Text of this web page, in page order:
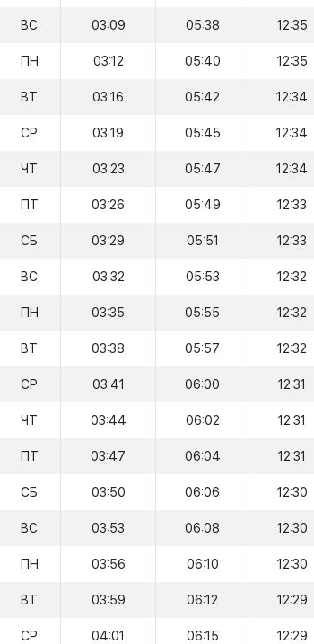
ВС 03:09 05:38 12:35
ПН 03:12 05:40 12:35
ВТ 03:16 05:42 12:34
СР 03:19 05:45 12:34
ЧТ 03:23 05:47 12:34
ПТ 03:26 05:49 12:33
СБ 03:29 05:51 12:33
ВС 03:32 05:53 12:32
ПН 03:35 05:55 12:32
ВТ 03:38 05:57 12:32
СР 03:41 06:00 12:31
ЧТ 03:44 06:02 12:31
ПТ 03:47 06:04 12:31
СБ 03:50 06:06 12:30
ВС 03:53 06:08 12:30
ПН 03:56 06:10 12:30
ВТ 03:59 06:12 12:29
СР 04:01 06:15 12:29